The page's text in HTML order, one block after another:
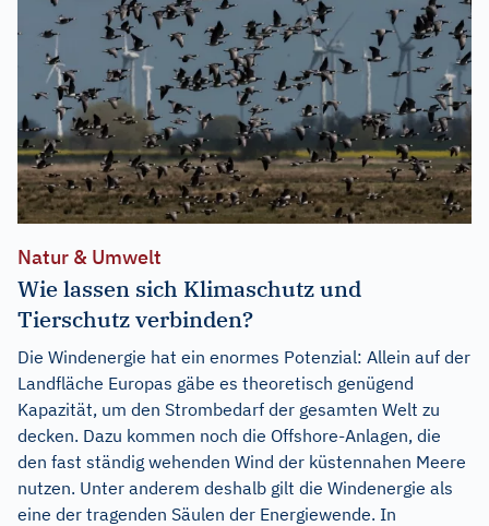
Natur & Umwelt
Wie lassen sich Klimaschutz und
Tierschutz verbinden?
Die Windenergie hat ein enormes Potenzial: Allein auf der
Landfläche Europas gäbe es theoretisch genügend
Kapazität, um den Strombedarf der gesamten Welt zu
decken. Dazu kommen noch die Offshore-Anlagen, die
den fast ständig wehenden Wind der küstennahen Meere
nutzen. Unter anderem deshalb gilt die Windenergie als
eine der tragenden Säulen der Energiewende. In